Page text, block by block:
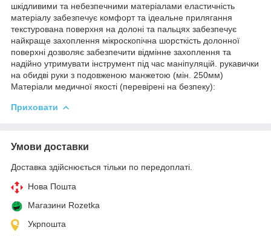
шкідливими та небезпечними матеріалами еластичність
матеріалу забезпечує комфорт та ідеальне прилягання
текстурована поверхня на долоні та пальцях забезпечує
найкраще захоплення мікроскопічна шорсткість долонної
поверхні дозволяє забезпечити відмінне захоплення та
надійно утримувати інструмент під час маніпуляцій. рукавички
на обидві руки з подовженою манжетою (мін. 250мм)
Матеріали медичної якості (перевірені на безпеку):
Приховати
Умови доставки
Доставка здійснюється тільки по передоплаті.
Нова Пошта
Магазини Rozetka
Укрпошта